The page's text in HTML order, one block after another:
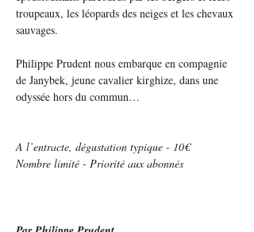
troupeaux, les léopards des neiges et les chevaux
sauvages.
Philippe Prudent nous embarque en compagnie
de Janybek, jeune cavalier kirghize, dans une
odyssée hors du commun…
A l’entracte, dégustation typique - 10€
Nombre limité - Priorité aux abonnés